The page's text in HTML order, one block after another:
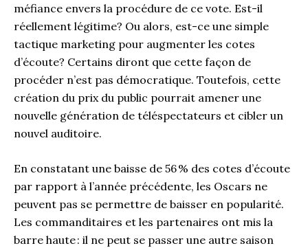
méfiance envers la procédure de ce vote. Est-il
réellement légitime? Ou alors, est-ce une simple
tactique marketing pour augmenter les cotes
d’écoute? Certains diront que cette façon de
procéder n’est pas démocratique. Toutefois, cette
création du prix du public pourrait amener une
nouvelle génération de téléspectateurs et cibler un
nouvel auditoire.
En constatant une baisse de 56 % des cotes d’écoute
par rapport à l’année précédente, les Oscars ne
peuvent pas se permettre de baisser en popularité.
Les commanditaires et les partenaires ont mis la
barre haute : il ne peut se passer une autre saison